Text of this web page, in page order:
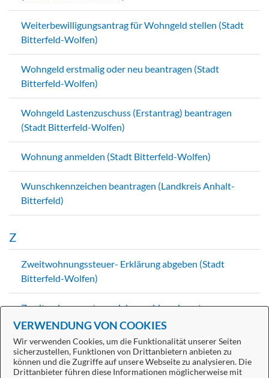
Weiterbewilligungsantrag für Wohngeld stellen (Stadt
Bitterfeld-Wolfen)
Wohngeld erstmalig oder neu beantragen (Stadt
Bitterfeld-Wolfen)
Wohngeld Lastenzuschuss (Erstantrag) beantragen
(Stadt Bitterfeld-Wolfen)
Wohnung anmelden (Stadt Bitterfeld-Wolfen)
Wunschkennzeichen beantragen (Landkreis Anhalt-
Bitterfeld)
Z
Zweitwohnungssteuer- Erklärung abgeben (Stadt
Bitterfeld-Wolfen)
Zweitwohnungssteuer Jahreszahlung beantragen
(Stadt Bitterfeld-Wolfen)
VERWENDUNG VON COOKIES
Wir verwenden Cookies, um die Funktionalität unserer Seiten
sicherzustellen, Funktionen von Drittanbietern anbieten zu
können und die Zugriffe auf unsere Webseite zu analysieren. Die
Drittanbieter führen diese Informationen möglicherweise mit